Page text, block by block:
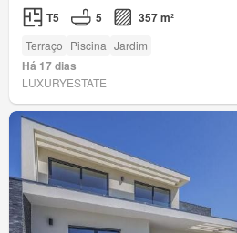
T5 5 357 m²
Terraço Piscina Jardim
Há 17 dias
LUXURYESTATE